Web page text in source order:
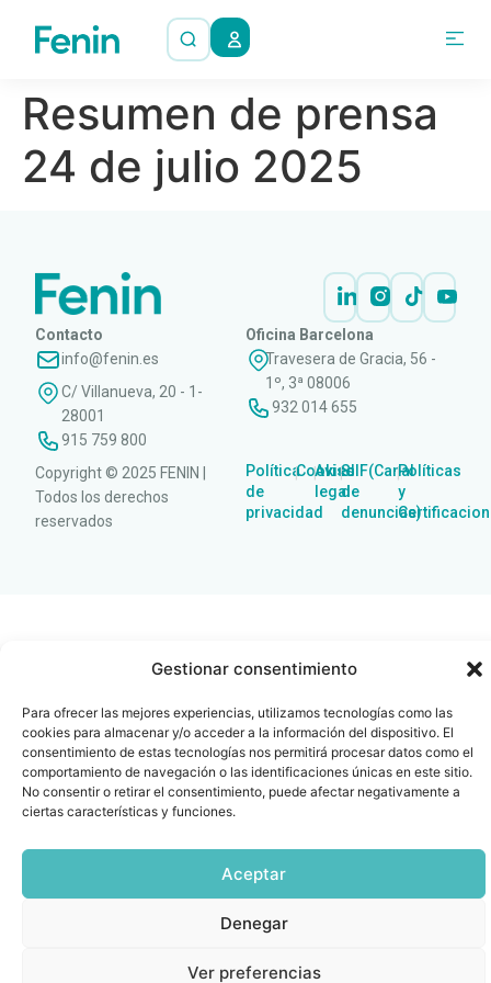
Gestionar consentimiento
Para ofrecer las mejores experiencias, utilizamos tecnologías como las
cookies para almacenar y/o acceder a la información del dispositivo. El
consentimiento de estas tecnologías nos permitirá procesar datos como el
comportamiento de navegación o las identificaciones únicas en este sitio.
No consentir o retirar el consentimiento, puede afectar negativamente a
ciertas características y funciones.
Aceptar
Denegar
Ver preferencias
Resumen de prensa
24 de julio 2025
Contacto
info@fenin.es
C/ Villanueva, 20 - 1-
28001
915 759 800
Oficina Barcelona
Travesera de Gracia, 56 -
1º, 3ª 08006
932 014 655
Copyright © 2025 FENIN |
Todos los derechos
reservados
Política
de
privacidad
|Cookies
|Aviso
legal
|SIIF(Canal
de
denuncias)
|Políticas
y